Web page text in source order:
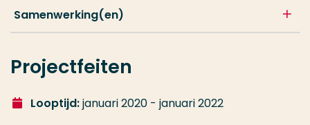
Samenwerking(en)
Projectfeiten
Looptijd:januari 2020 - januari 2022